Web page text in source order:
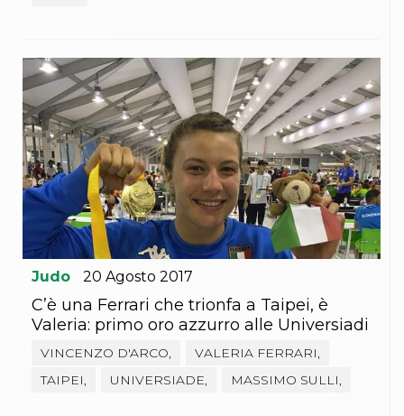
Judo 20 Agosto 2017
C’è una Ferrari che trionfa a Taipei, è
Valeria: primo oro azzurro alle Universiadi
VINCENZO D'ARCO,
VALERIA FERRARI,
TAIPEI,
UNIVERSIADE, MASSIMO SULLI,